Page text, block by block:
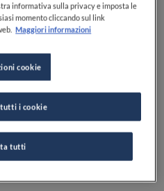
+39 0183 754056
Guide ristoranti
informativa sulla privacy e imposta le
momento cliccando sul link
Maggiori informazioni
cookie
tutti
i cookie